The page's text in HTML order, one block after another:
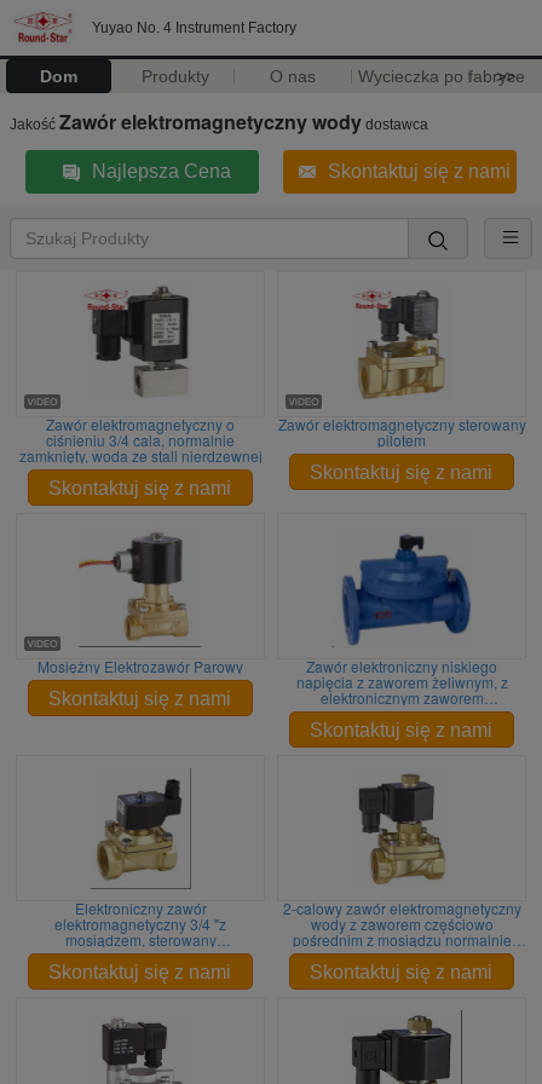
Yuyao No. 4 Instrument Factory
Dom Produkty O nas Wycieczka po fabryce
>>
Jakość Zawór elektromagnetyczny wody dostawca
Najlepsza Cena Skontaktuj się z nami
Zawór elektromagnetyczny o
ciśnieniu 3/4 cala, normalnie
zamknięty, woda ze stali nierdzewnej
Skontaktuj się z nami
Zawór elektromagnetyczny sterowany
pilotem
Skontaktuj się z nami
Mosiężny Elektrozawór Parowy
Skontaktuj się z nami
Zawór elektroniczny niskiego
napięcia z zaworem żeliwnym, z
elektronicznym zaworem
elektromagnetycznym, normalnie
zamknięty
Skontaktuj się z nami
Elektroniczny zawór
elektromagnetyczny 3/4 "z
mosiądzem, sterowany
dwukierunkowo
Skontaktuj się z nami
2-calowy zawór elektromagnetyczny
wody z zaworem częściowo
pośrednim z mosiądzu normalnie
otwarty 24VDC
Skontaktuj się z nami